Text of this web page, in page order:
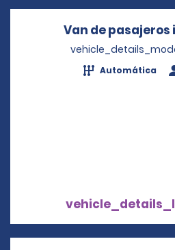
Van de
Automática